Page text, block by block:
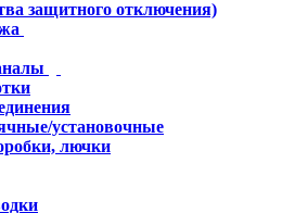
защитного отключения)
установочные
лючки